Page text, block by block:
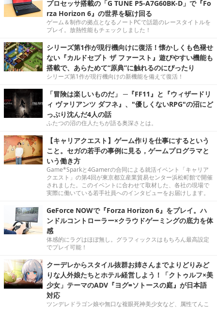
プロセッサ搭載の「G TUNE P5-A7G60BK-D」で『Fo
rza Horizon 6』の世界を駆け回る
ゲーム＆制作の拠点となるノートPCで話題のレースタイトルを
プレイ。放熱性能もチェックしました！
シリーズ第1作が現行機向けに復活！懐かしくも色褪せ
ない『カルドセプト ザ ファースト』遊びやすい機能も
搭載で、あらためて“原典”に触れるのにぴったり
シリーズ第1作が現行機向けの新機能を備えて復活！
「冒険は楽しいものだ」 ─『FF11』と『ウィザードリ
ィ ヴァリアンツ ダフネ』、"優しくないRPG"の沼にど
っぷり沈んだ4人の話
ふたつの沼の住人たちが語る奥深さとは。
【キャリアクエスト】ゲーム作りを仕事にするという
こと。セガの若手の事例に見る，ゲームプログラマと
いう働き方
Game*Sparkと4Gamerの合同による就活イベント「キャリア
クエスト」の第4回が東京都立産業貿易センター浜松町館で開催
されました。このイベントに合わせて取材した、各社の現場で
実際に働いている若手社員へのインタビューをお届けします。
GeForce NOWで『Forza Horizon 6』をプレイ。ハ
ンドルコントローラー×クラウドゲーミングの底力を体
感
体感的にラグはほぼ無し。グラフィックスはもちろん最高設定
でプレイ可能！
クーデレからスタイル抜群お姉さんまでよりどりみど
りな人外娘たちとホテル経営しよう！「クトゥルフ×美
少女」テーマのADV『ヨグ=ソトースの庭』が日本語
対応
ツンデレドラゴン娘や無口な複眼死神美少女など、属性てんこ